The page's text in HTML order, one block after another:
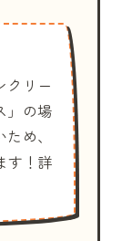
クリー
」の場
め、
す！詳